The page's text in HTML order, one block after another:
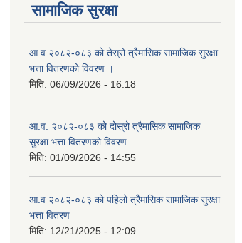
सामाजिक सुरक्षा
आ.व २०८२-०८३ को तेस्रो त्रैमासिक सामाजिक सुरक्षा
भत्ता वितरणको विवरण ।
मिति: 06/09/2026 - 16:18
आ.व. २०८२-०८३ को दोस्रो त्रैमासिक सामाजिक
सुरक्षा भत्ता वितरणको विवरण
मिति: 01/09/2026 - 14:55
आ.व २०८२-०८३ को पहिलो त्रैमासिक सामाजिक सुरक्षा
भत्ता वितरण
मिति: 12/21/2025 - 12:09